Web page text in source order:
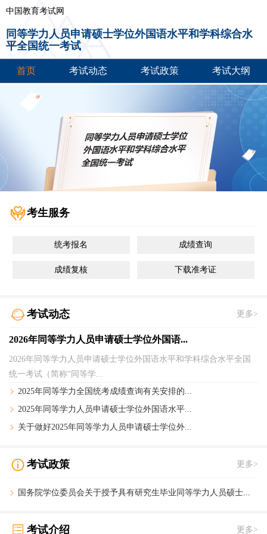
中国教育考试网
同等学力人员申请硕士学位外国语水平和学科综合水
平全国统一考试
首页 考试动态 考试政策 考试大纲
考生服务
统考报名 成绩查询
成绩复核 下载准考证
考试动态 更多>
2026年同等学力人员申请硕士学位外国语...
2026年同等学力人员申请硕士学位外国语水平和学科综合水平全国
统一考试（简称“同等学...
2025年同等学力全国统考成绩查询有关安排的...
2025年同等学力人员申请硕士学位外国语水平...
关于做好2025年同等学力人员申请硕士学位外...
考试政策 更多>
国务院学位委员会关于授予具有研究生毕业同等学力人员硕士、博士学位的规定
考试介绍 更多>